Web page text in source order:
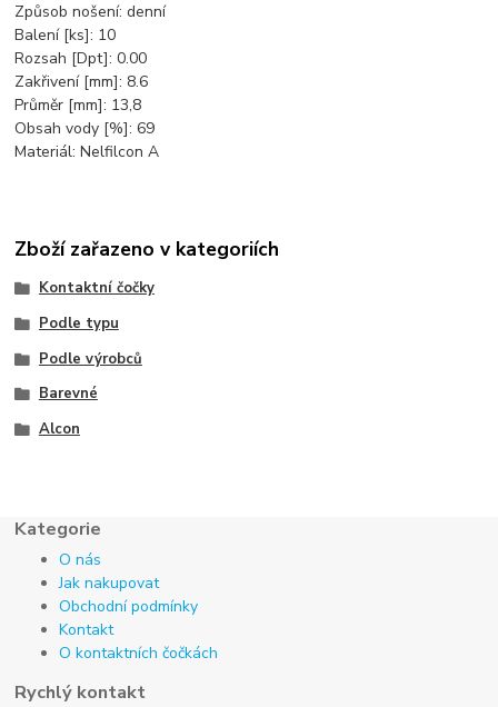
Způsob nošení: denní
Balení [ks]: 10
Rozsah [Dpt]: 0.00
Zakřivení [mm]: 8.6
Průměr [mm]: 13,8
Obsah vody [%]: 69
Materiál: Nelfilcon A
Zboží zařazeno v kategoriích
Kontaktní čočky
Podle typu
Podle výrobců
Barevné
Alcon
Kategorie
O nás
Jak nakupovat
Obchodní podmínky
Kontakt
O kontaktních čočkách
Rychlý kontakt